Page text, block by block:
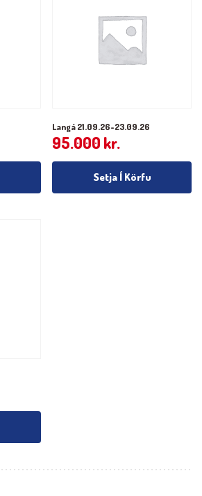
Langá 21.09.26-23.09.26
95.000 kr.
Setja Í Körfu